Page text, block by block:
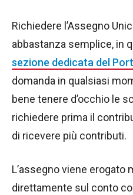
Richiedere l’Assegno
abbastanza semplice, in
sezione dedicata del
domanda in qualsiasi
bene tenere d’occhio le
richiedere prima il
di ricevere più contributi.
L’assegno viene erogato
direttamente sul conto